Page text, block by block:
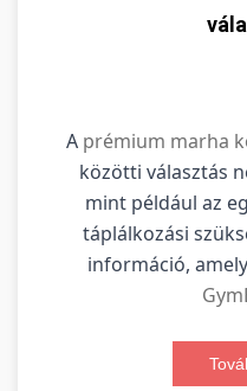
A prémium marha
közötti választás
mint például az
táplálkozási
információ,